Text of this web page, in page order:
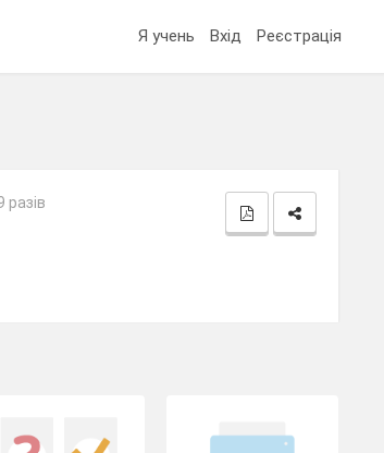
Я учень Вхід Реєстрація
разів